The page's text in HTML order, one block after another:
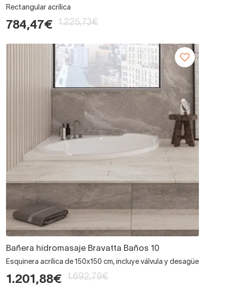
Rectangular acrílica
784,47€ 1.225,73€
Bañera hidromasaje Bravatta Baños 10
Esquinera acrílica de 150x150 cm, incluye válvula y desagüe
1.201,88€ 1.692,79€